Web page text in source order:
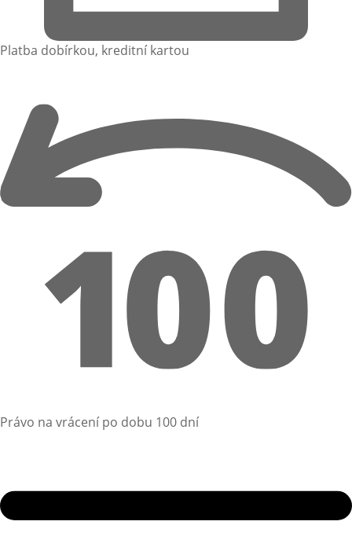
Platba dobírkou, kreditní kartou
Právo na vrácení po dobu 100 dní